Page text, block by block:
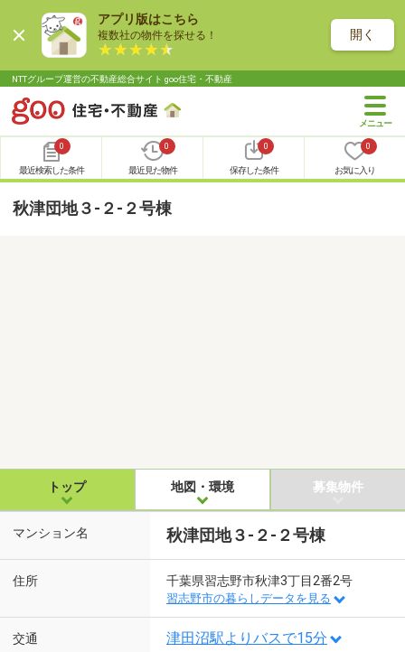
アプリ版はこちら
複数社の物件を探せる！ 開く
NTTグループ運営の不動産総合サイト goo住宅・不動産
0
最近検索した条件
0
最近見た物件
0
保存した条件
0
お気に入り
秋津団地３-２-２号棟
トップ 地図・環境 募集物件
マンション名 秋津団地３-２-２号棟
住所 千葉県習志野市秋津3丁目2番2号
習志野市の暮らしデータを見る
交通 津田沼駅よりバスで15分